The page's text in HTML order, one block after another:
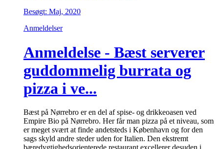
Besøgt: Maj, 2020
Anmeldelser
Anmeldelse - Bæst serverer
guddommelig burrata og
pizza i ve...
Bæst på Nørrebro er en del af spise- og drikkeoasen ved
Empire Bio på Nørrebro. Her får man pizza på et niveau, som
er meget svært at finde andetsteds i København og for den
sags skyld andre steder uden for Italien. Den ekstremt
bæredygtighedsorienterede restaurant excellerer desuden i